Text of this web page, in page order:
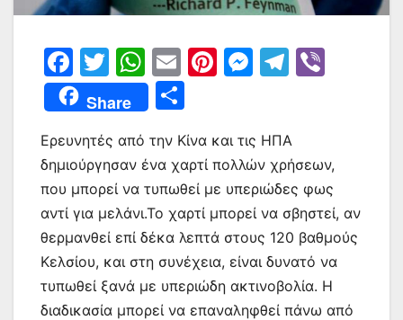
F
a
c
e
b
o
o
k
T
w
itt
er
W
h
at
s
A
p
p
E
m
ai
l
Pi
e
st
M
s
e
n
g
er
T
gr
a
m
Share
ρ
α
σ
τε
ίτ
ε
Ερευνητές από την Κίνα και τις ΗΠΑ
δημιούργησαν ένα χαρτί πολλών χρήσεων,
που μπορεί να τυπωθεί με υπεριώδες φως
αντί για μελάνι.Το χαρτί μπορεί να σβηστεί, αν
θερμανθεί επί δέκα λεπτά στους 120 βαθμούς
Κελσίου, και στη συνέχεια, είναι δυνατό να
τυπωθεί ξανά με υπεριώδη ακτινοβολία. Η
διαδικασία μπορεί να επαναληφθεί πάνω από